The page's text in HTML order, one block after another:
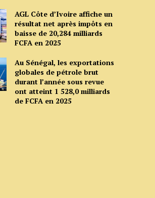
AGL Côte d’Ivoire affiche un
résultat net après impôts en
baisse de 20,284 milliards
FCFA en 2025
Au Sénégal, les exportations
globales de pétrole brut
durant l’année sous revue
ont atteint 1 528,0 milliards
de FCFA en 2025